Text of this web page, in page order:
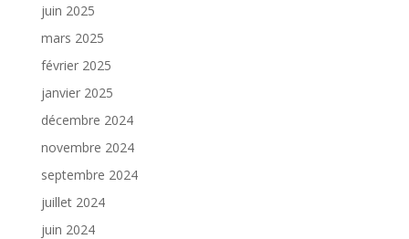
juin 2025
mars 2025
février 2025
janvier 2025
décembre 2024
novembre 2024
septembre 2024
juillet 2024
juin 2024